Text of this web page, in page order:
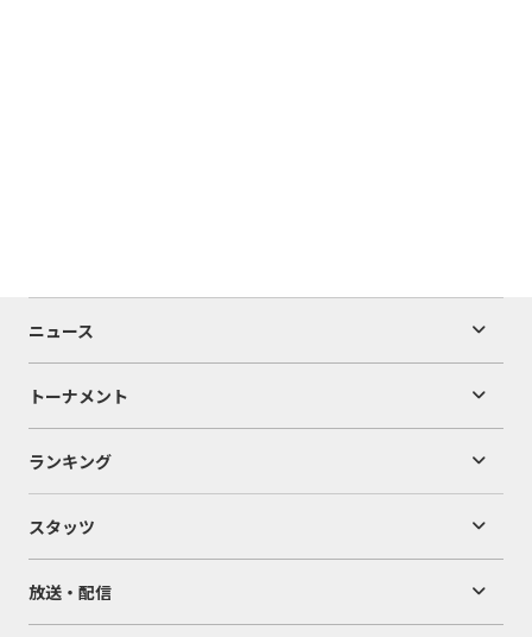
ニュース
トーナメント
ランキング
スタッツ
放送・配信